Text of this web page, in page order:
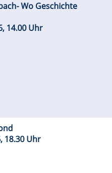
Wo Geschichte
14.00 Uhr
18.30 Uhr